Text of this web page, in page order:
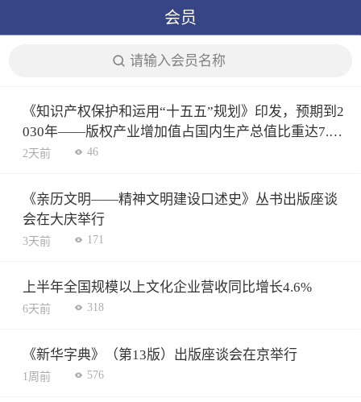
会员
请输入会员名称
《知识产权保护和运用“十五五”规划》印发，预期到2
030年——版权产业增加值占国内生产总值比重达7.5
3%
2天前 46
《亲历文明——精神文明建设口述史》丛书出版座谈
会在大庆举行
3天前 171
上半年全国规模以上文化企业营收同比增长4.6%
6天前 318
《新华字典》（第13版）出版座谈会在京举行
1周前 576